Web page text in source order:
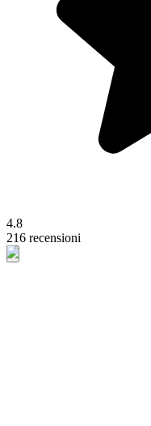
4.8
216 recensioni